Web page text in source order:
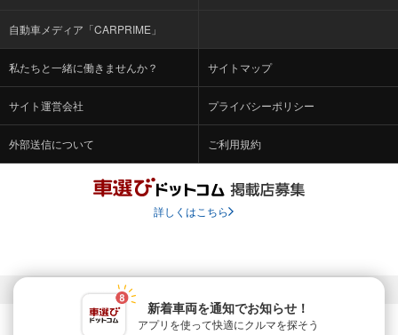
新着車両を通知でお知らせ！
アプリを使って快適にクルマを探そう
自動車メディア「CARPRIME」
私たちと一緒に働きませんか？ サイトマップ
サイト運営会社 プライバシーポリシー
外部送信について ご利用規約
詳しくはこちら
© Fabrica Communications Co., LTD.
当サイトを運営する株式会社ファブリカコミュニケーションズ